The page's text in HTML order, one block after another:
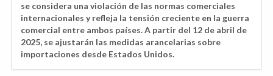
se considera una violación de las normas comerciales
internacionales y refleja la tensión creciente en la guerra
comercial entre ambos países. A partir del 12 de abril de
2025, se ajustarán las medidas arancelarias sobre
importaciones desde Estados Unidos.